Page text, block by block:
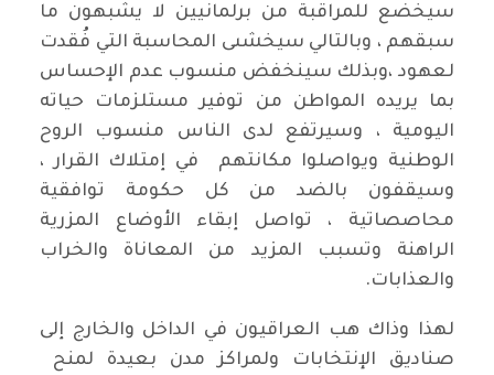
سيخضع للمراقبة من برلمانيين لا يشبهون ما
سبقهم ، وبالتالي سيخشىى المحاسبة التي فُقدت
لعهود ،وبذلك سينخفض منسوب عدم الإحساس
بما يريده المواطن من توفير مستلزمات حياته
اليومية ، وسيرتفع لدى الناس منسوب الروح
الوطنية ويواصلوا مكانتهم في إمتلاك القرار ،
وسيقفون بالضد من كل حكومة توافقية
محاصصاتية ، تواصل إبقاء الأوضاع المزرية
الراهنة وتسبب المزيد من المعاناة والخراب
والعذابات.
لهذا وذاك هب العراقيون في الداخل والخارج إلى
صناديق الإنتخابات ولمراكز مدن بعيدة لمنح